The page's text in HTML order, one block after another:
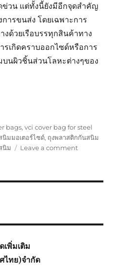
ข่วน แต่ทั้งนี้ยังมีอีกจุดสำคัญ
ารขนส่ง โดยเฉพาะการ
งด้วยเรือบรรทุกสินค้าทาง
รเกิดคราบออกไซด์หรือการ
นผิวชิ้นส่วนโลหะต่างๆของ
Packing”
bags,vci cover bag for steel
นิมมอเตอร์ไซด์, ถุงพลาสติกกันสนิม
นิม Leave a commenton
เพิ่มเติม
ไทย)จำกัด